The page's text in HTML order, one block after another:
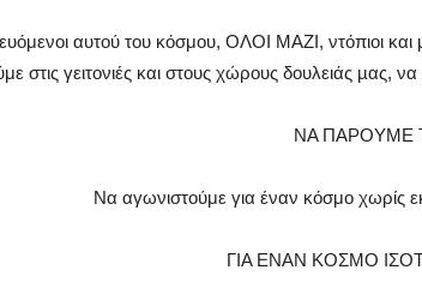
αυτού του κόσμου, ΟΛΟΙ ΜΑΖΙ, ντόπιοι και
στις γειτονιές και στους χώρους δουλειάς µας,
ΝΑ ΠΑΡΟΥΜΕ
Να αγωνιστούμε για έναν κόσμο
ΓΙΑ ΕΝΑΝ ΚΟΣΜΟ